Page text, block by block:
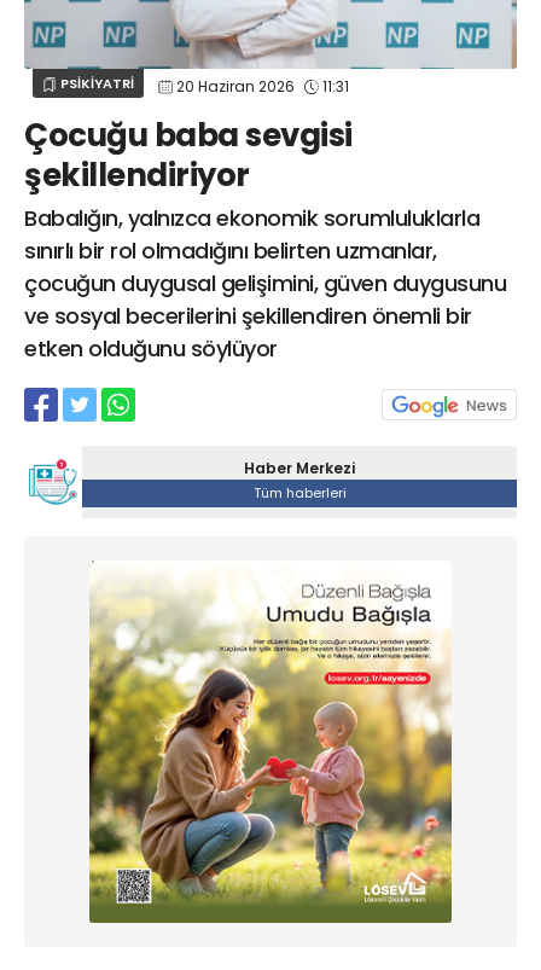
PSİKİYATRİ 20 Haziran 2026 11:31
Çocuğu baba sevgisi
şekillendiriyor
Babalığın, yalnızca ekonomik sorumluluklarla
sınırlı bir rol olmadığını belirten uzmanlar,
çocuğun duygusal gelişimini, güven duygusunu
ve sosyal becerilerini şekillendiren önemli bir
etken olduğunu söylüyor
Haber Merkezi
Tüm haberleri
GÖZ HASTALIKLARI
SAĞLIK
GASTROENTEROLOJİ
ÇOCUK SAĞLIĞI VE HASTALIKLARI
GENEL CERRAHİ
SENDİKALAR
GÖGÜS HASTALIKLARI
DERMATOLOJİ
ENDOKRİNOLOJİ
NÖROLOJİ
ORTOPEDİ VE TRAVMATOLOJİ
FİZİK TEDAVİ VE REHABİLİTASYON
KADIN HASTALIKLARI VE DOĞUM
Web TV Galeri Yazarlar
sagliktabugun@gmail.com